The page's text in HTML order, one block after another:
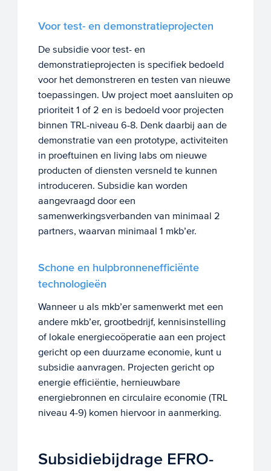
Voor test- en demonstratieprojecten
De subsidie voor test- en
demonstratieprojecten is specifiek bedoeld
voor het demonstreren en testen van nieuwe
toepassingen. Uw project moet aansluiten op
prioriteit 1 of 2 en is bedoeld voor projecten
binnen TRL-niveau 6-8. Denk daarbij aan de
demonstratie van een prototype, activiteiten
in proeftuinen en living labs om nieuwe
producten of diensten versneld te kunnen
introduceren. Subsidie kan worden
aangevraagd door een
samenwerkingsverbanden van minimaal 2
partners, waarvan minimaal 1 mkb’er.
Schone en hulpbronnenefficiënte
technologieën
Wanneer u als mkb’er samenwerkt met een
andere mkb’er, grootbedrijf, kennisinstelling
of lokale energiecoöperatie aan een project
gericht op een duurzame economie, kunt u
subsidie aanvragen. Projecten gericht op
energie efficiëntie, hernieuwbare
energiebronnen en circulaire economie (TRL
niveau 4-9) komen hiervoor in aanmerking.
Subsidiebijdrage EFRO-